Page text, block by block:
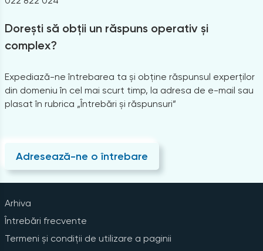
Dorești să obții un răspuns operativ și
complex?
Expediază-ne întrebarea ta și obține răspunsul experților
din domeniu în cel mai scurt timp, la adresa de e-mail sau
plasat în rubrica „Întrebări și răspunsuri”
Adresează-ne o întrebare
Arhiva
Întrebări frecvente
Termeni și condiții de utilizare a paginii